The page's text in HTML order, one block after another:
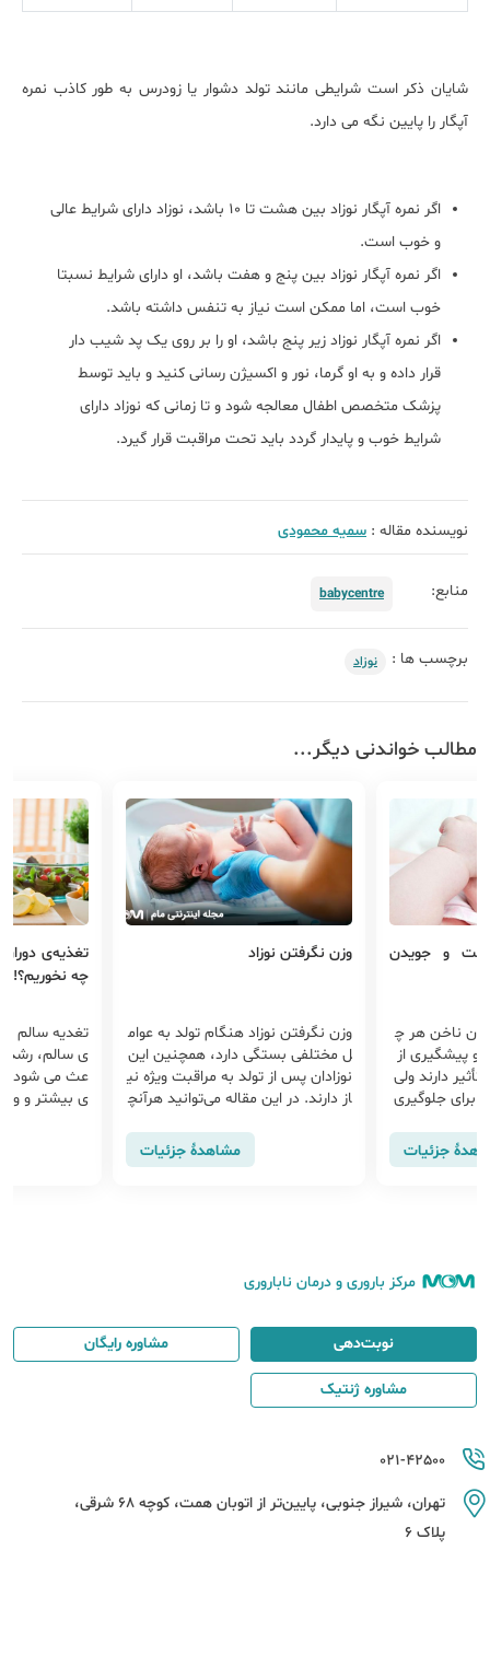
شایان ذکر است شرایطی مانند تولد دشوار یا زودرس به طور کاذب نمره
آپگار را پایین نگه می دارد.
اگر نمره آپگار نوزاد بین هشت تا 10 باشد، نوزاد دارای شرایط عالی
و خوب است.
اگر نمره آپگار نوزاد بین پنج و هفت باشد، او دارای شرایط نسبتا
خوب است، اما ممکن است نیاز به تنفس داشته باشد.
اگر نمره آپگار نوزاد زیر پنج باشد، او را بر روی یک پد شیب دار
قرار داده و به او گرما، نور و اکسیژن رسانی کنید و باید توسط
پزشک متخصص اطفال معالجه شود و تا زمانی که نوزاد دارای
شرایط خوب و پایدار گردد باید تحت مراقبت قرار گیرد.
نویسنده مقاله : سمیه محمودی
منابع: babycentre
برچسب ها : نوزاد
مطالب خواندنی دیگر...
و جویدن
ناخن هر چ
پیشگیری از
دارند ولی
برای جلوگیری
جزئیات
وزن نگرفتن نوزاد
وزن نگرفتن نوزاد هنگام تولد به عوام
ل مختلفی بستگی دارد، همچنین این
نوزادان پس از تولد به مراقبت ویژه نی
از دارند. در این مقاله می‌توانید هرآنچ
مشاهدهٔ جزئیات
تغذیه‌ی
چه نخوریم؟!
تغدیه سالم
ی سالم، رشد
عث می شود
ی بیشتر و
مرکز باروری و درمان ناباروری
021-42500
تهران، شیراز جنوبی، پایین‌تر از اتوبان همت، کوچه 68 شرقی،
پلاک 6
نوبت‌دهی مشاوره رایگان
مشاوره ژنتیک